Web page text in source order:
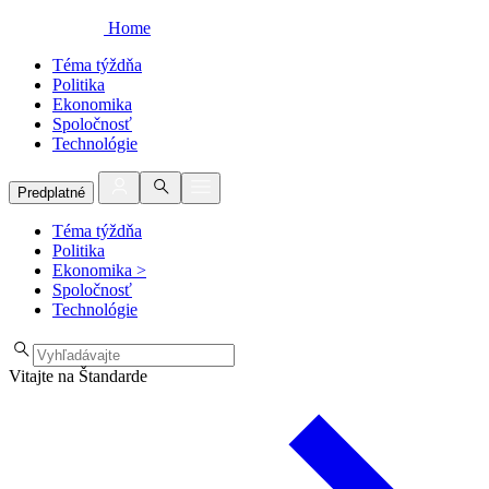
Home
Téma týždňa
Politika
Ekonomika
Spoločnosť
Technológie
Predplatné
Téma týždňa
Politika
Ekonomika >
Spoločnosť
Technológie
Vitajte na Štandarde